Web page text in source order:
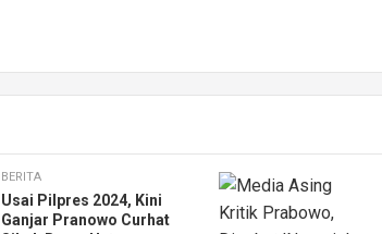
BERITA
Usai Pilpres 2024, Kini
Ganjar Pranowo Curhat